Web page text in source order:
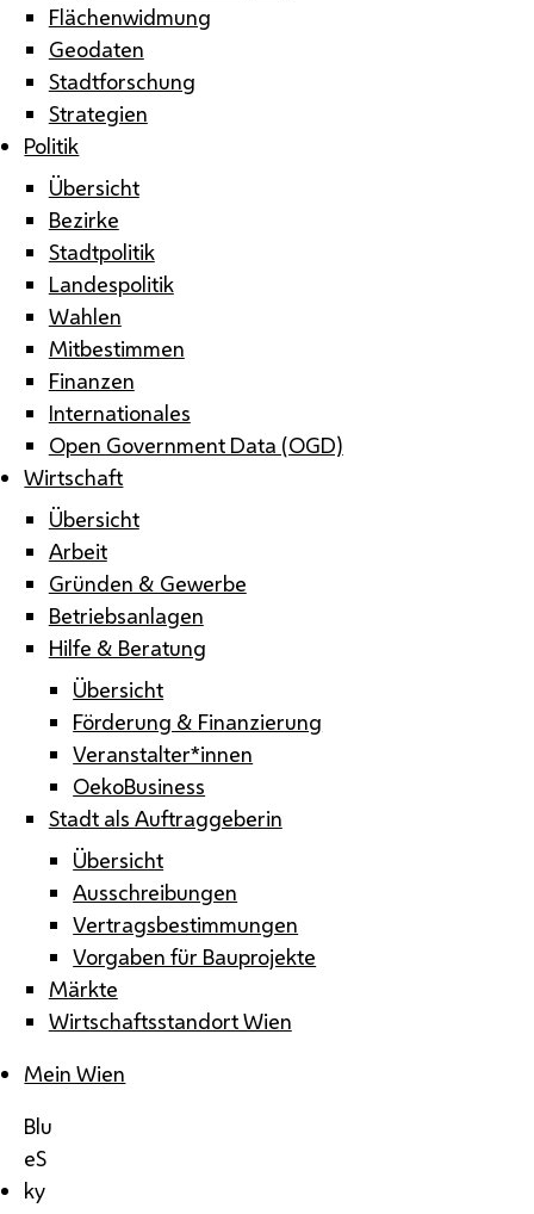
Flächenwidmung
Geodaten
Stadtforschung
Strategien
Politik
Übersicht
Bezirke
Stadtpolitik
Landespolitik
Wahlen
Mitbestimmen
Finanzen
Internationales
Open Government Data (OGD)
Wirtschaft
Übersicht
Arbeit
Gründen & Gewerbe
Betriebsanlagen
Hilfe & Beratung
Übersicht
Förderung & Finanzierung
Veranstalter*innen
OekoBusiness
Stadt als Auftraggeberin
Übersicht
Ausschreibungen
Vertragsbestimmungen
Vorgaben für Bauprojekte
Märkte
Wirtschaftsstandort Wien
Mein Wien
Blu
eS
ky